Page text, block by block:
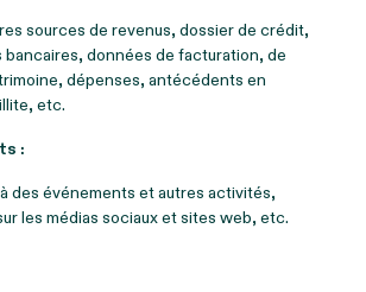
sources de revenus, dossier de crédit,
données de facturation, de
dépenses, antécédents en
etc.
:
des événements et autres activités,
les médias sociaux et sites web, etc.